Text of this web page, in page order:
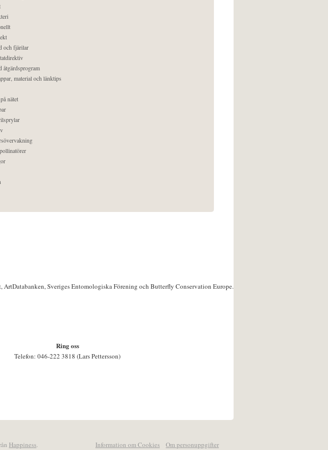
och fjärilar
åtgärdsprogram
material och länktips
nätet
Sveriges Entomologiska Förening och Butterfly Conservation Europe.
Ring oss
Telefon: 046-222 3818 (Lars Pettersson)
Happiness. Information om Cookies Om personuppgifter